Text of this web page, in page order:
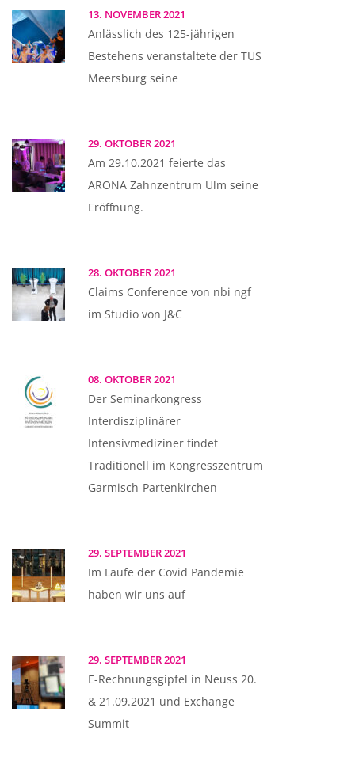
13. NOVEMBER 2021
Anlässlich des 125-jährigen
Bestehens veranstaltete der TUS
Meersburg seine
29. OKTOBER 2021
Am 29.10.2021 feierte das
ARONA Zahnzentrum Ulm seine
Eröffnung.
28. OKTOBER 2021
Claims Conference von nbi ngf
im Studio von J&C
08. OKTOBER 2021
Der Seminarkongress
Interdisziplinärer
Intensivmediziner findet
Traditionell im Kongresszentrum
Garmisch-Partenkirchen
29. SEPTEMBER 2021
Im Laufe der Covid Pandemie
haben wir uns auf
29. SEPTEMBER 2021
E-Rechnungsgipfel in Neuss 20.
& 21.09.2021 und Exchange
Summit